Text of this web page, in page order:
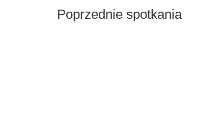
Poprzednie spotkania